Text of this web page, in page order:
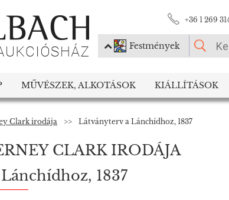
+36 1 269
Festmények
Festmények
MŰVÉSZEK, ALKOTÁSOK KIÁLLÍTÁSOK
Clark irodája >> Látványterv a Lánchídhoz, 1837
CLARK IRODÁJA
1837